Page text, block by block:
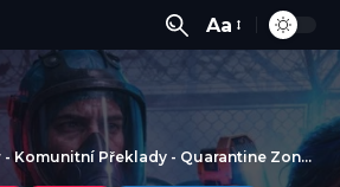
Aa
-Komunitní Překlady - Quarantine Zone: The Last Check čeština